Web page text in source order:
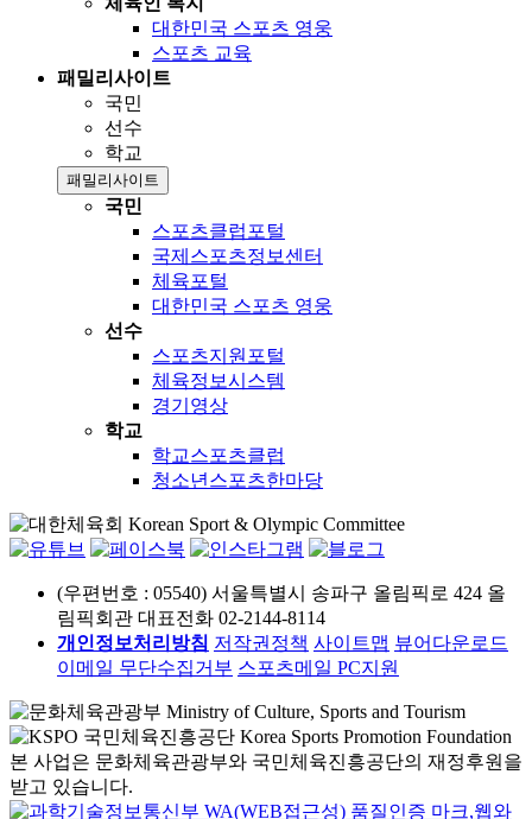
대한민국 스포츠 영웅
스포츠 교육
패밀리사이트
국민
선수
학교
패밀리사이트
국민
스포츠클럽포털
국제스포츠정보센터
체육포털
대한민국 스포츠 영웅
선수
스포츠지원포털
체육정보시스템
경기영상
학교
학교스포츠클럽
청소년스포츠한마당
(우편번호 : 05540) 서울특별시 송파구 올림픽로 424 올
림픽회관 대표전화 02-2144-8114
개인정보처리방침 저작권정책 사이트맵 뷰어다운로드
이메일 무단수집거부 스포츠메일 PC지원
본 사업은 문화체육관광부와 국민체육진흥공단의 재정후원을
받고 있습니다.